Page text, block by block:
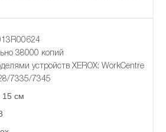
38000 копий
устройств XEROX: WorkCentre
7335/7345
15 см